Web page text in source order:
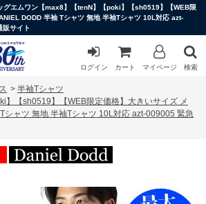
グエムワン【max8】【tenN】【poki】【sh0519】【WEB限
DODD 半袖 Tシャツ 無地 半袖Tシャツ 10L対応 azt-
サイト
ログイン カート マイページ 検索
> 半袖Tシャツ
】【sh0519】【WEB限定価格】大きいサイズ メ
シャツ 無地 半袖Tシャツ 10L対応 azt-009005 緊急